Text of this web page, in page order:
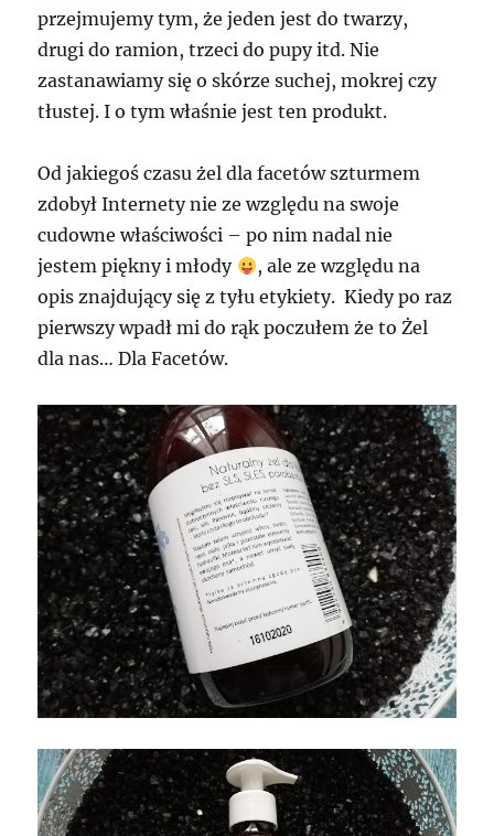
przejmujemy tym, że jeden jest do twarzy,
drugi do ramion, trzeci do pupy itd. Nie
zastanawiamy się o skórze suchej, mokrej czy
tłustej. I o tym właśnie jest ten produkt.
Od jakiegoś czasu żel dla facetów szturmem
zdobył Internety nie ze względu na swoje
cudowne właściwości – po nim nadal nie
jestem piękny i młody
, ale ze względu na
opis znajdujący się z tyłu etykiety. Kiedy po raz
pierwszy wpadł mi do rąk poczułem że to Żel
dla nas… Dla Facetów.